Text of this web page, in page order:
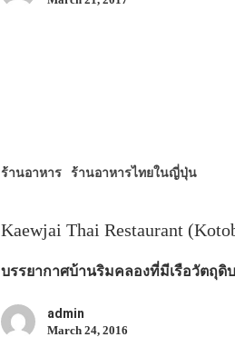
ร้านอาหาร ร้านอาหารไทยในญี่ปุ่น
Kaewjai Thai Restaurant
บรรยากาศบ้านริมคลองที่มีเรือวัตถุดิ
admin
March 24, 2016